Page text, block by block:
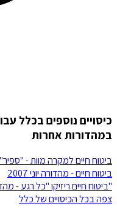
כיסויים נוספים בכלל
במהדורות אחרות
ביטוח חיים למקרה מוות -
ביטוח חיים - מהדורה יוני 2007
"ביטוח חיים ריזיקו "כל רגע -
צפה בכל הכיסויים שלכלל